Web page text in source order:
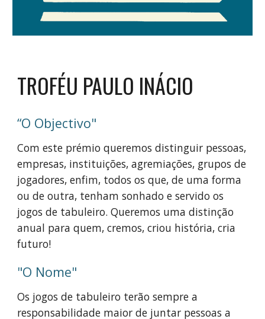
TROFÉU PAULO INÁCIO
“O Objectivo"
Com este prémio queremos distinguir pessoas,
empresas, instituições, agremiações, grupos de
jogadores, enfim, todos os que, de uma forma
ou de outra, tenham sonhado e servido os
jogos de tabuleiro. Queremos uma distinção
anual para quem, cremos, criou história, cria
futuro!
"O Nome"
Os jogos de tabuleiro terão sempre a
responsabilidade maior de juntar pessoas a